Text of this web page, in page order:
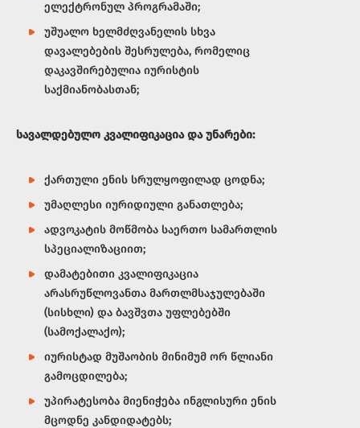
ელექტრონულ პროგრამაში;
უშუალო ხელმძღვანელის სხვა
დავალებების შესრულება, რომელიც
დაკავშირებულია იურისტის
საქმიანობასთან;
სავალდებულო კვალიფიკაცია და უნარები:
ქართული ენის სრულყოფილად ცოდნა;
უმაღლესი იურიდიული განათლება;
ადვოკატის მოწმობა საერთო სამართლის
სპეციალიზაციით;
დამატებითი კვალიფიკაცია
არასრუწლოვანთა მართლმსაჯულებაში
(სისხლი) და ბავშვთა უფლებებში
(სამოქალაქო);
იურისტად მუშაობის მინიმუმ ორ წლიანი
გამოცდილება;
უპირატესობა მიენიჭება ინგლისური ენის
მცოდნე კანდიდატებს;